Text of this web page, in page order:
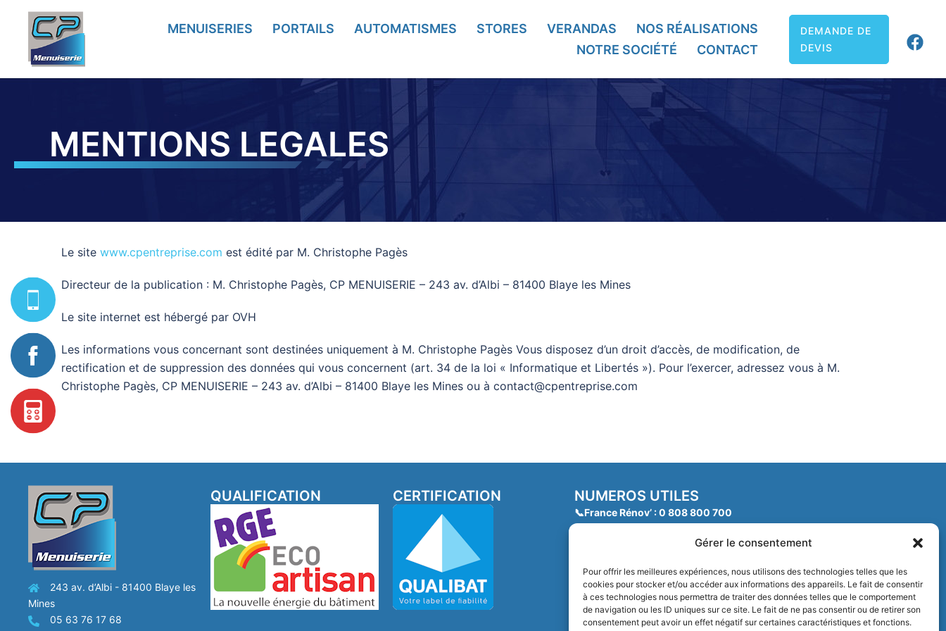
Gérer le consentement
Pour offrir les meilleures expériences, nous utilisons des technologies telles que les
cookies pour stocker et/ou accéder aux informations des appareils. Le fait de consentir
à ces technologies nous permettra de traiter des données telles que le comportement
de navigation ou les ID uniques sur ce site. Le fait de ne pas consentir ou de retirer son
consentement peut avoir un effet négatif sur certaines caractéristiques et fonctions.
MENUISERIES PORTAILS AUTOMATISMES STORES VERANDAS
NOS RÉALISATIONS
NOTRE SOCIÉTÉ
CONTACT
DEMANDE DE
DEVIS
MENTIONS LEGALES
Le site www.cpentreprise.com est édité par M. Christophe Pagès
Directeur de la publication : M. Christophe Pagès, CP MENUISERIE – 243 av. d’Albi – 81400 Blaye les Mines
Le site internet est hébergé par OVH
Les informations vous concernant sont destinées uniquement à M. Christophe Pagès Vous disposez d’un droit d’accès, de modification, de
rectification et de suppression des données qui vous concernent (art. 34 de la loi « Informatique et Libertés »). Pour l’exercer, adressez vous à M.
Christophe Pagès, CP MENUISERIE – 243 av. d’Albi – 81400 Blaye les Mines ou à contact@cpentreprise.com
243 av. d’Albi - 81400 Blaye les
Mines
05 63 76 17 68
QUALIFICATION CERTIFICATION NUMEROS UTILES
📞France Rénov’ : 0 808 800 700
📞ADIL du Tarn : 0 805 28 83 92
📞France services : 05 63 38 63 31
oriente vers les aides rénovation et accompagne dans les démarches
📞SCIC REHAB : 05 63 78 22 58
Aide pour rénovation énergétique et montage de dossiers d’aides